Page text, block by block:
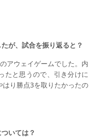
が、試合を振り返ると？
アウェイゲームでした。内
たと思うので、引き分けに
り勝点3を取りたかったの
いては？